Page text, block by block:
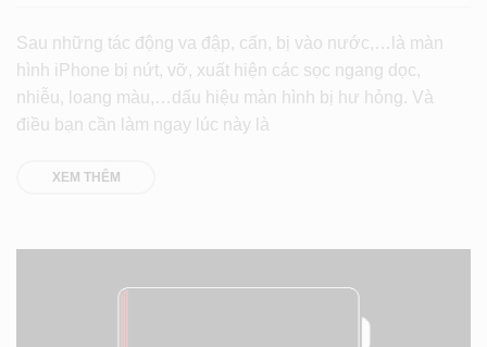
Sau những tác động va đập, cấn, bị vào nước,…là màn
hình iPhone bị nứt, vỡ, xuất hiện các sọc ngang dọc,
nhiễu, loang màu,…dấu hiệu màn hình bị hư hỏng. Và
điều bạn cần làm ngay lúc này là
XEM THÊM